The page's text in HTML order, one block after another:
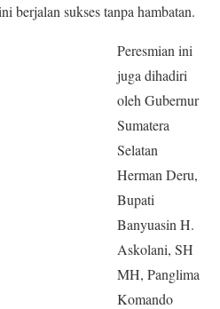
berjalan sukses tanpa hambatan.
Peresmian ini
juga dihadiri
oleh Gubernur
Sumatera
Selatan
Herman Deru,
Bupati
Banyuasin H.
Askolani, SH
MH, Panglima
Komando